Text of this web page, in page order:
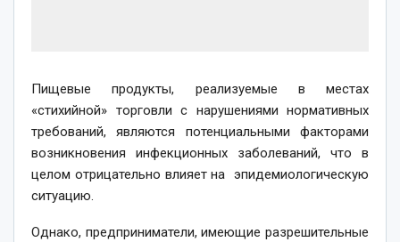
Пищевые продукты, реализуемые в местах
«стихийной» торговли с нарушениями нормативных
требований, являются потенциальными факторами
возникновения инфекционных заболеваний, что в
целом отрицательно влияет на эпидемиологическую
ситуацию.
Однако, предприниматели, имеющие разрешительные